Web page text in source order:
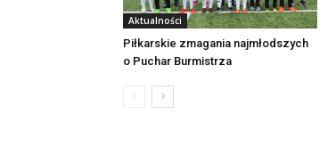
Aktualności
Piłkarskie zmagania najmłodszych
o Puchar Burmistrza